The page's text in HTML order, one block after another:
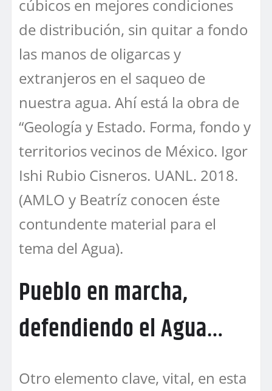
cúbicos en mejores condiciones
de distribución, sin quitar a fondo
las manos de oligarcas y
extranjeros en el saqueo de
nuestra agua. Ahí está la obra de
“Geología y Estado. Forma, fondo y
territorios vecinos de México. Igor
Ishi Rubio Cisneros. UANL. 2018.
(AMLO y Beatríz conocen éste
contundente material para el
tema del Agua).
Pueblo en marcha,
defendiendo el Agua…
Otro elemento clave, vital, en esta